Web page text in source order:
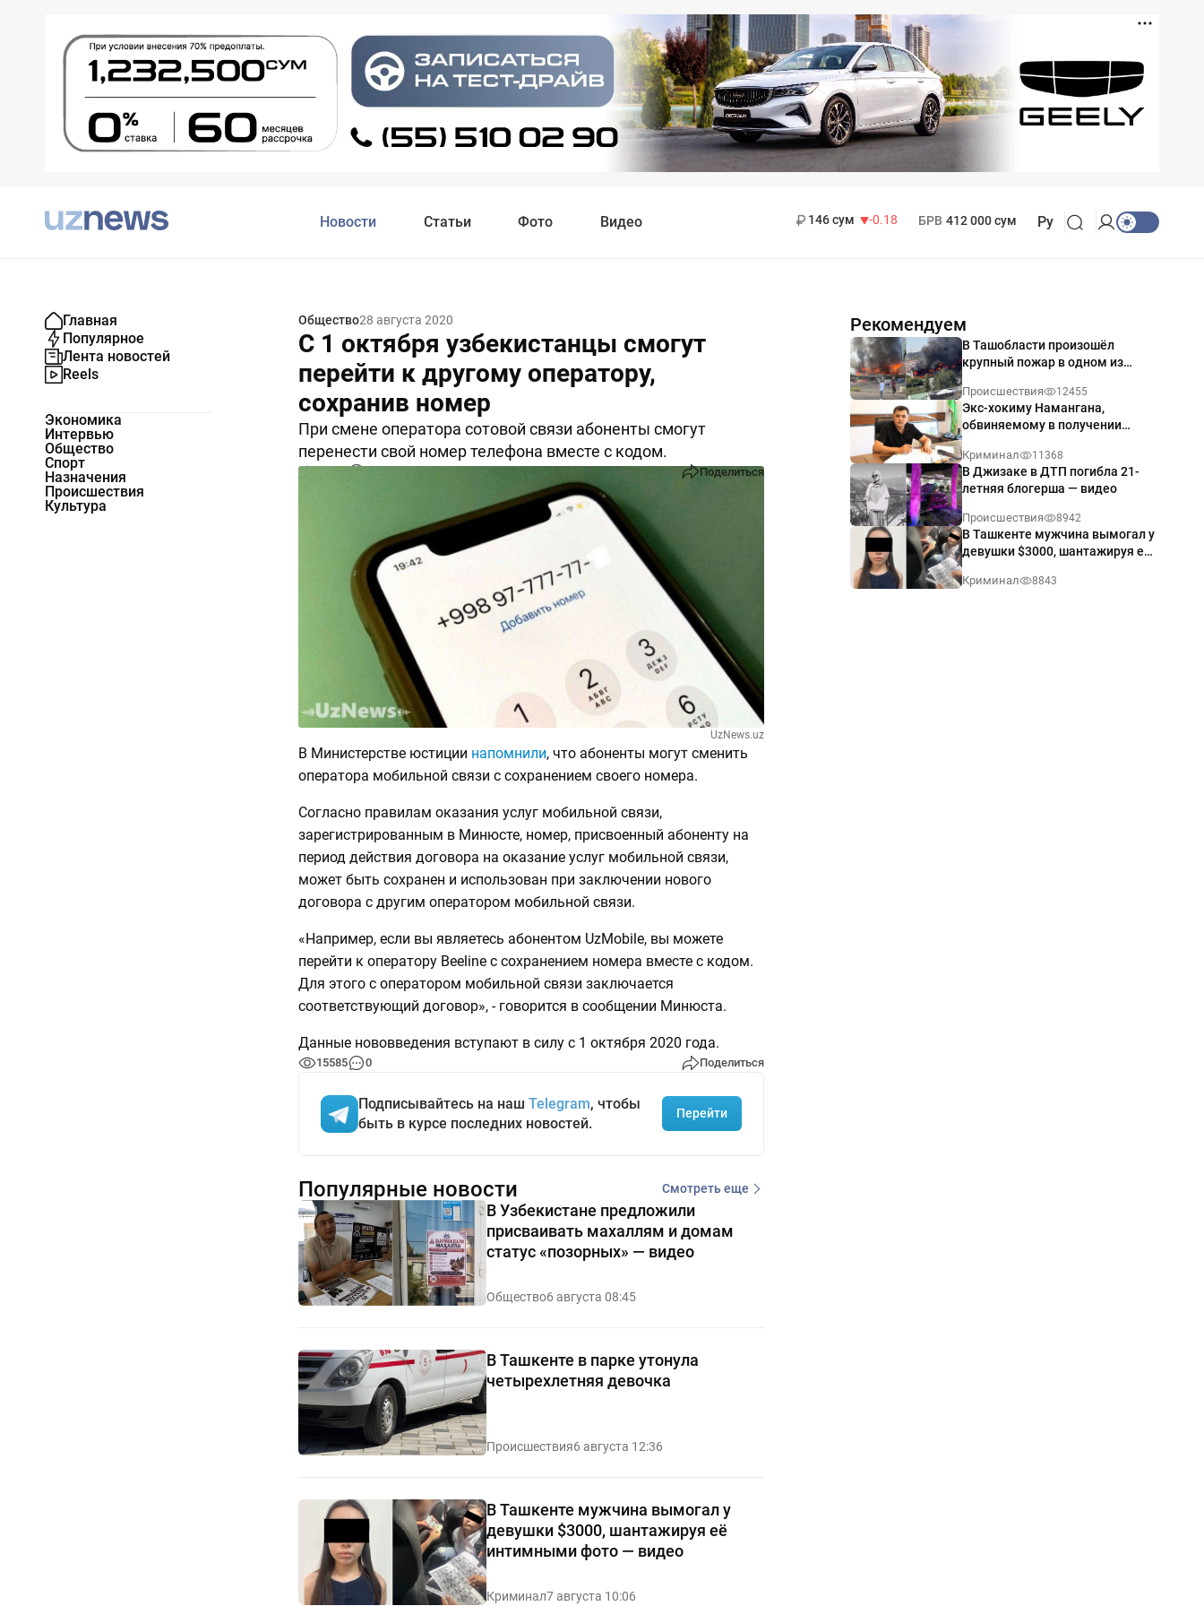
Новости Статьи Фото Видео
146 сум
-0.18
БРВ 412 000 сум Ру
Главная
Популярное
Лента новостей
Reels
Экономика
Интервью
Общество
Спорт
Назначения
Происшествия
Культура
Общество28 августа 2020
С 1 октября узбекистанцы смогут
перейти к другому оператору,
сохранив номер
При смене оператора сотовой связи абоненты смогут
перенести свой номер телефона вместе с кодом.
Поделиться
UzNews.uz
В Министерстве юстиции напомнили, что абоненты могут сменить
оператора мобильной связи с сохранением своего номера.
Согласно правилам оказания услуг мобильной связи,
зарегистрированным в Минюсте, номер, присвоенный абоненту на
период действия договора на оказание услуг мобильной связи,
может быть сохранен и использован при заключении нового
договора с другим оператором мобильной связи.
«Например, если вы являетесь абонентом UzMobile, вы можете
перейти к оператору Beeline с сохранением номера вместе с кодом.
Для этого с оператором мобильной связи заключается
соответствующий договор», - говорится в сообщении Минюста.
Данные нововведения вступают в силу с 1 октября 2020 года.
15585 0 Поделиться
Подписывайтесь на наш Telegram, чтобы
быть в курсе последних новостей.
Перейти
Рекомендуем
В Ташобласти произошёл
крупный пожар в одном из
Происшествия 12455
Экс-хокиму Намангана,
обвиняемому в получении
приговор
Криминал 11368
В Джизаке в ДТП погибла 21-
летняя блогерша — видео
Происшествия 8942
В Ташкенте мужчина вымогал у
девушки $3000, шантажируя её
Криминал 8843
Популярные новости Смотреть еще
В Узбекистане предложили
присваивать махаллям и домам
статус «позорных» — видео
Общество6 августа 08:45
В Ташкенте в парке утонула
четырехлетняя девочка
Происшествия6 августа 12:36
В Ташкенте мужчина вымогал у
девушки $3000, шантажируя её
интимными фото — видео
Криминал7 августа 10:06